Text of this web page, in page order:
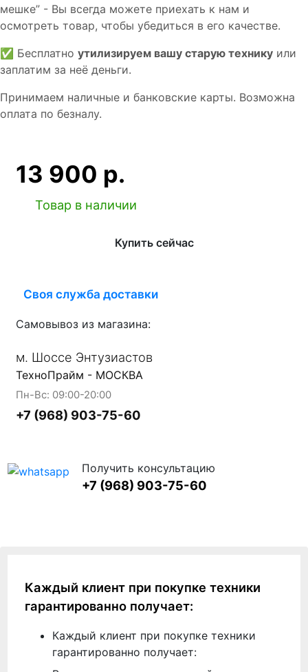
мешке” - Вы всегда можете приехать к нам и
осмотреть товар, чтобы убедиться в его качестве.
✅ Бесплатно утилизируем вашу старую технику или
заплатим за неё деньги.
Принимаем наличные и банковские карты. Возможна
оплата по безналу.
13 900 р.
Товар в наличии
Купить сейчас
Своя служба доставки
Самовывоз из магазина:
м. Шоссе Энтузиастов
ТехноПрайм - МОСКВА
Пн-Вс: 09:00-20:00
+7 (968) 903-75-60
Получить консультацию
+7 (968) 903-75-60
Каждый клиент при покупке техники
гарантированно получает:
Каждый клиент при покупке техники
гарантированно получает: